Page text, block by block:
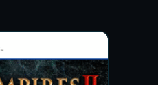
mxn 264,61
through
product
has